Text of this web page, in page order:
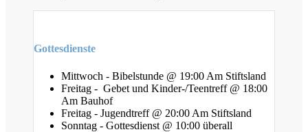
Gottesdienste
Mittwoch - Bibelstunde @ 19:00 Am Stiftsland
Freitag - Gebet und Kinder-/Teentreff @ 18:00
Am Bauhof
Freitag - Jugendtreff @ 20:00 Am Stiftsland
Sonntag - Gottesdienst @ 10:00 überall